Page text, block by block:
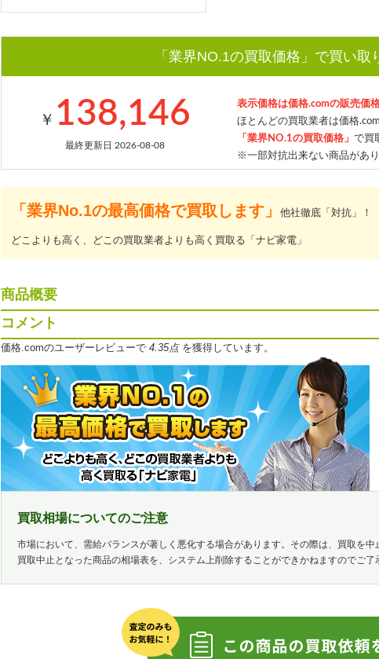
「業界NO.1の買取価格」で買い取
￥ 138,146
最終更新日 2026-08-08
表示価格は価格.comの販売価格
ほとんどの買取業者は価格
「業界NO.1の買取価格」 で買
※一部対抗出来ない商品があり
「業界No.1の最高価格で買取します」 他社徹底「対抗」！
どこよりも高く、どこの買取業者よりも高く買取る「ナビ家電」
商品概要
コメント
価格.comのユーザーレビューで 4.35点を獲得しています。
買取相場についてのご注意
市場において、需給バランスが著しく悪化する場合があります。その際は、買取を中
買取中止となった商品の相場表を、システム上削除することができかねますのでご了